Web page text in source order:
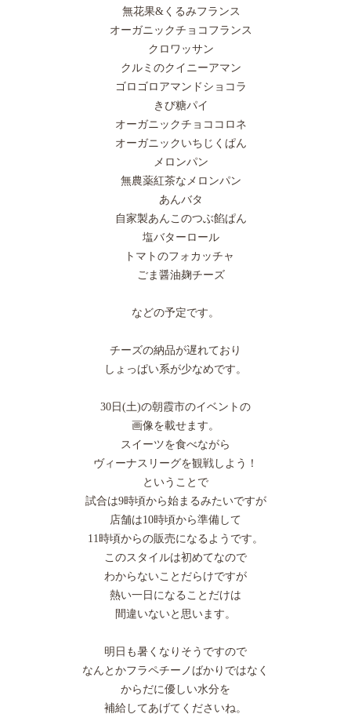
無花果&くるみフランス
オーガニックチョコフランス
クロワッサン
クルミのクイニーアマン
ゴロゴロアマンドショコラ
きび糖パイ
オーガニックチョココロネ
オーガニックいちじくぱん
メロンパン
無農薬紅茶なメロンパン
あんバタ
自家製あんこのつぶ餡ぱん
塩バターロール
トマトのフォカッチャ
ごま醤油麹チーズ
などの予定です。
チーズの納品が遅れており
しょっぱい系が少なめです。
30日(土)の朝霞市のイベントの
画像を載せます。
スイーツを食べながら
ヴィーナスリーグを観戦しよう！
ということで
試合は9時頃から始まるみたいですが
店舗は10時頃から準備して
11時頃からの販売になるようです。
このスタイルは初めてなので
わからないことだらけですが
熱い一日になることだけは
間違いないと思います。
明日も暑くなりそうですので
なんとかフラペチーノばかりではなく
からだに優しい水分を
補給してあげてくださいね。